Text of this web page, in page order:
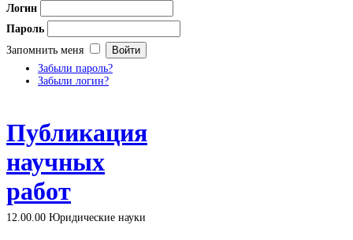
Логин
Пароль
Запомнить меня
Забыли пароль?
Забыли логин?
Публикация
научных
работ
12.00.00 Юридические науки